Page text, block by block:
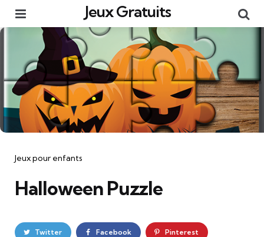
Jeux Gratuits
Catégories
Jeux pour enfants
Halloween Puzzle
Twitter Facebook Pinterest